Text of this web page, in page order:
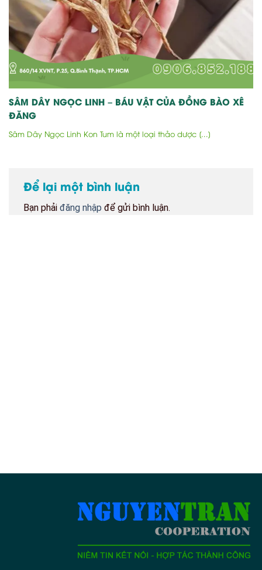
SÂM DÂY NGỌC LINH – BÁU VẬT CỦA ĐỒNG BÀO XÊ
ĐĂNG
Sâm Dây Ngọc Linh Kon Tum là một loại thảo dược [...]
Để lại một bình luận
Bạn phải đăng nhập để gửi bình luận.